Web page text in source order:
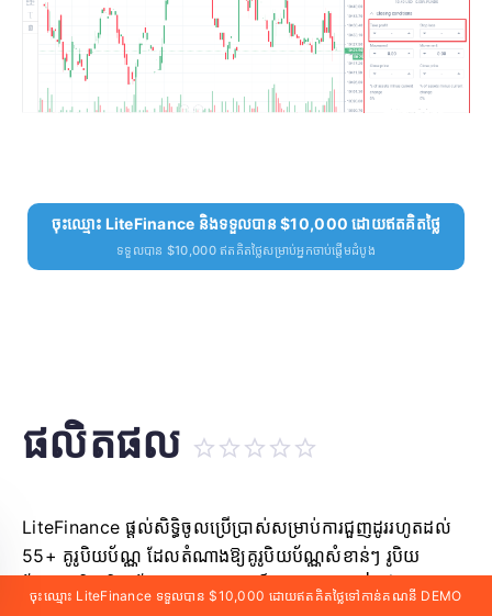
ចុះឈ្មោះ LiteFinance និងទទួលបាន $10,000 ដោយឥតគិតថ្លៃ
ទទួលបាន $10,000 ឥតគិតថ្លៃសម្រាប់អ្នកចាប់ផ្តើមដំបូង
ផលិតផល
LiteFinance ផ្តល់សិទ្ធិចូលប្រើប្រាស់សម្រាប់ការជួញដូររហូតដល់
55+ គូរូបិយប័ណ្ណ ដែលតំណាងឱ្យគូរូបិយប័ណ្ណសំខាន់ៗ រូបិយ
ប័ណ្ណរង និងរូបិយប័ណ្ណកម្រ។ ឧបករណ៍ជួញដូរផ្សេងទៀតដែលមានរួម
ចុះឈ្មោះ LiteFinance ទទួលបាន $10,000 ដោយឥតគិតថ្លៃទៅកាន់គណនី DEMO